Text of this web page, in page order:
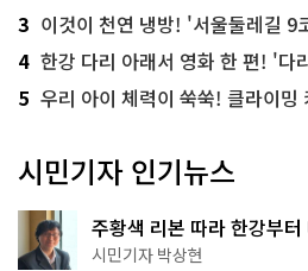
3 이것이 천연 냉방! '서울둘레길 9
4 한강 다리 아래서 영화 한 편! '다
5 우리 아이 체력이 쑥쑥! 클라이밍
시민기자 인기뉴스
주황색 리본 따라 한강부
서울둘레길 15코스
시민기자 박상현